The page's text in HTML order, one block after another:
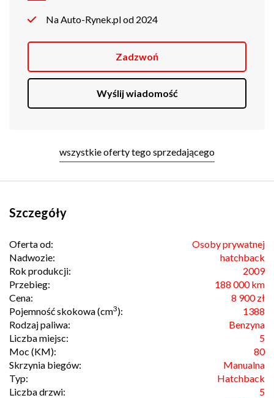
Na Auto-Rynek.pl od 2024
Zadzwoń
Wyślij wiadomość
wszystkie oferty tego sprzedającego
Szczegóły
Oferta od:
Osoby prywatnej
Nadwozie:
hatchback
Rok produkcji:
2009
Przebieg:
188 000 km
Cena:
8 900 zł
Pojemność skokowa (cm3):
1388
Rodzaj paliwa:
Benzyna
Liczba miejsc:
5
Moc (KM):
80
Skrzynia biegów:
Manualna
Typ:
Hatchback
Liczba drzwi:
5